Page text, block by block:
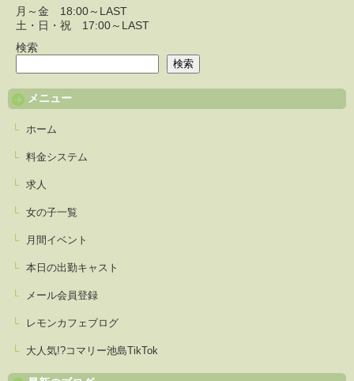
月～金 18:00～LAST
土・日・祝 17:00～LAST
検索
検索
メニュー
ホーム
料金システム
求人
女の子一覧
月間イベント
本日の出勤キャスト
メール会員登録
レモンカフェブログ
大人気!?コマリー池島TikTok